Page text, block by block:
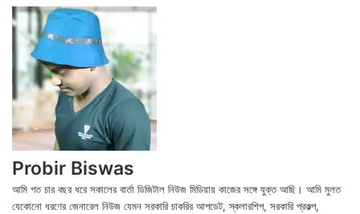
Probir Biswas
আমি গত চার বছর ধরে সকালের বার্তা ডিজিটাল নিউজ মিডিয়ায় কাজের সঙ্গে যুক্ত আছি। আমি মুলত
যেকোনো ধরণের জেনারেল নিউজ যেমন সরকারি চাকরির আপডেট, স্কলারশিপ, সরকারি প্রকল্প,